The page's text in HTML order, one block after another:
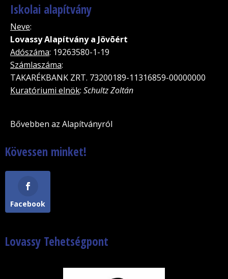
Iskolai alapítvány
Neve:
Lovassy Alapítvány a Jövõért
Adószáma: 19263580-1-19
Számlaszáma:
TAKARÉKBANK ZRT. 73200189-11316859-00000000
Kuratóriumi elnök: Schultz Zoltán
Bővebben az Alapítványról
Kövessen minket!
Facebook
Lovassy Tehetségpont